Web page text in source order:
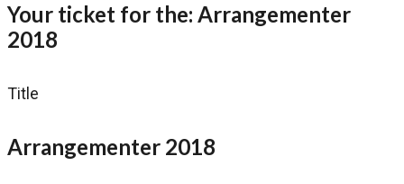
Your ticket for the: Arrangementer
2018
Title
Arrangementer 2018